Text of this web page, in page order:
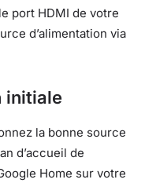
port HDMI de votre
d’alimentation via
initiale
la bonne source
d’accueil de
Home sur votre